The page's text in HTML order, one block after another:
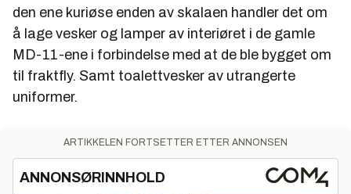
den ene kuriøse enden av skalaen handler det om
å lage vesker og lamper av interiøret i de gamle
MD-11-ene i forbindelse med at de ble bygget om
til fraktfly. Samt toalettvesker av utrangerte
uniformer.
ARTIKKELEN FORTSETTER ETTER ANNONSEN
ANNONSØRINNHOLD